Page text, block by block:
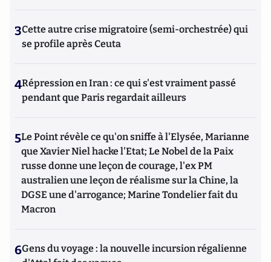
3Cette autre crise migratoire (semi-orchestrée) qui
se profile après Ceuta
4Répression en Iran : ce qui s'est vraiment passé
pendant que Paris regardait ailleurs
5Le Point révèle ce qu'on sniffe à l'Elysée, Marianne
que Xavier Niel hacke l'Etat; Le Nobel de la Paix
russe donne une leçon de courage, l'ex PM
australien une leçon de réalisme sur la Chine, la
DGSE une d'arrogance; Marine Tondelier fait du
Macron
6Gens du voyage : la nouvelle incursion régalienne